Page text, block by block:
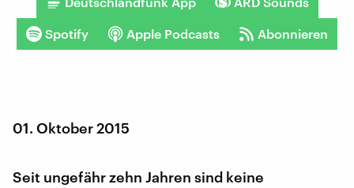
Spotify Apple Podcasts Abonnieren
01. Oktober 2015
Seit ungefähr zehn Jahren sind keine